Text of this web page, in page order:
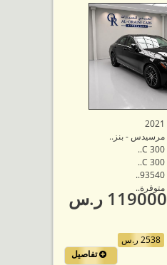
2021
مرسيدس - بنز..
C 300..
C 300..
93540..
متوفرة‬..
119000 ر.س
2538 ر.س
تفاصيل